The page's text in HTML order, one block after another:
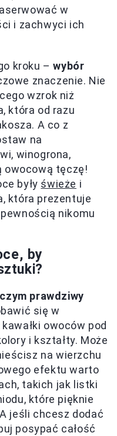
w
i zachwyci ich
kroku –wybór
znaczenie. Nie
wzrok niż
która od razu
A co z
na
winogrona,
owocową tęczę!
były świeże i
która prezentuje
nikomu
by
prawdziwy
się w
owoców pod
i kształty. Może
na wierzchu
efektu warto
takich jak listki
które pięknie
jeśli chcesz dodać
posypać całość